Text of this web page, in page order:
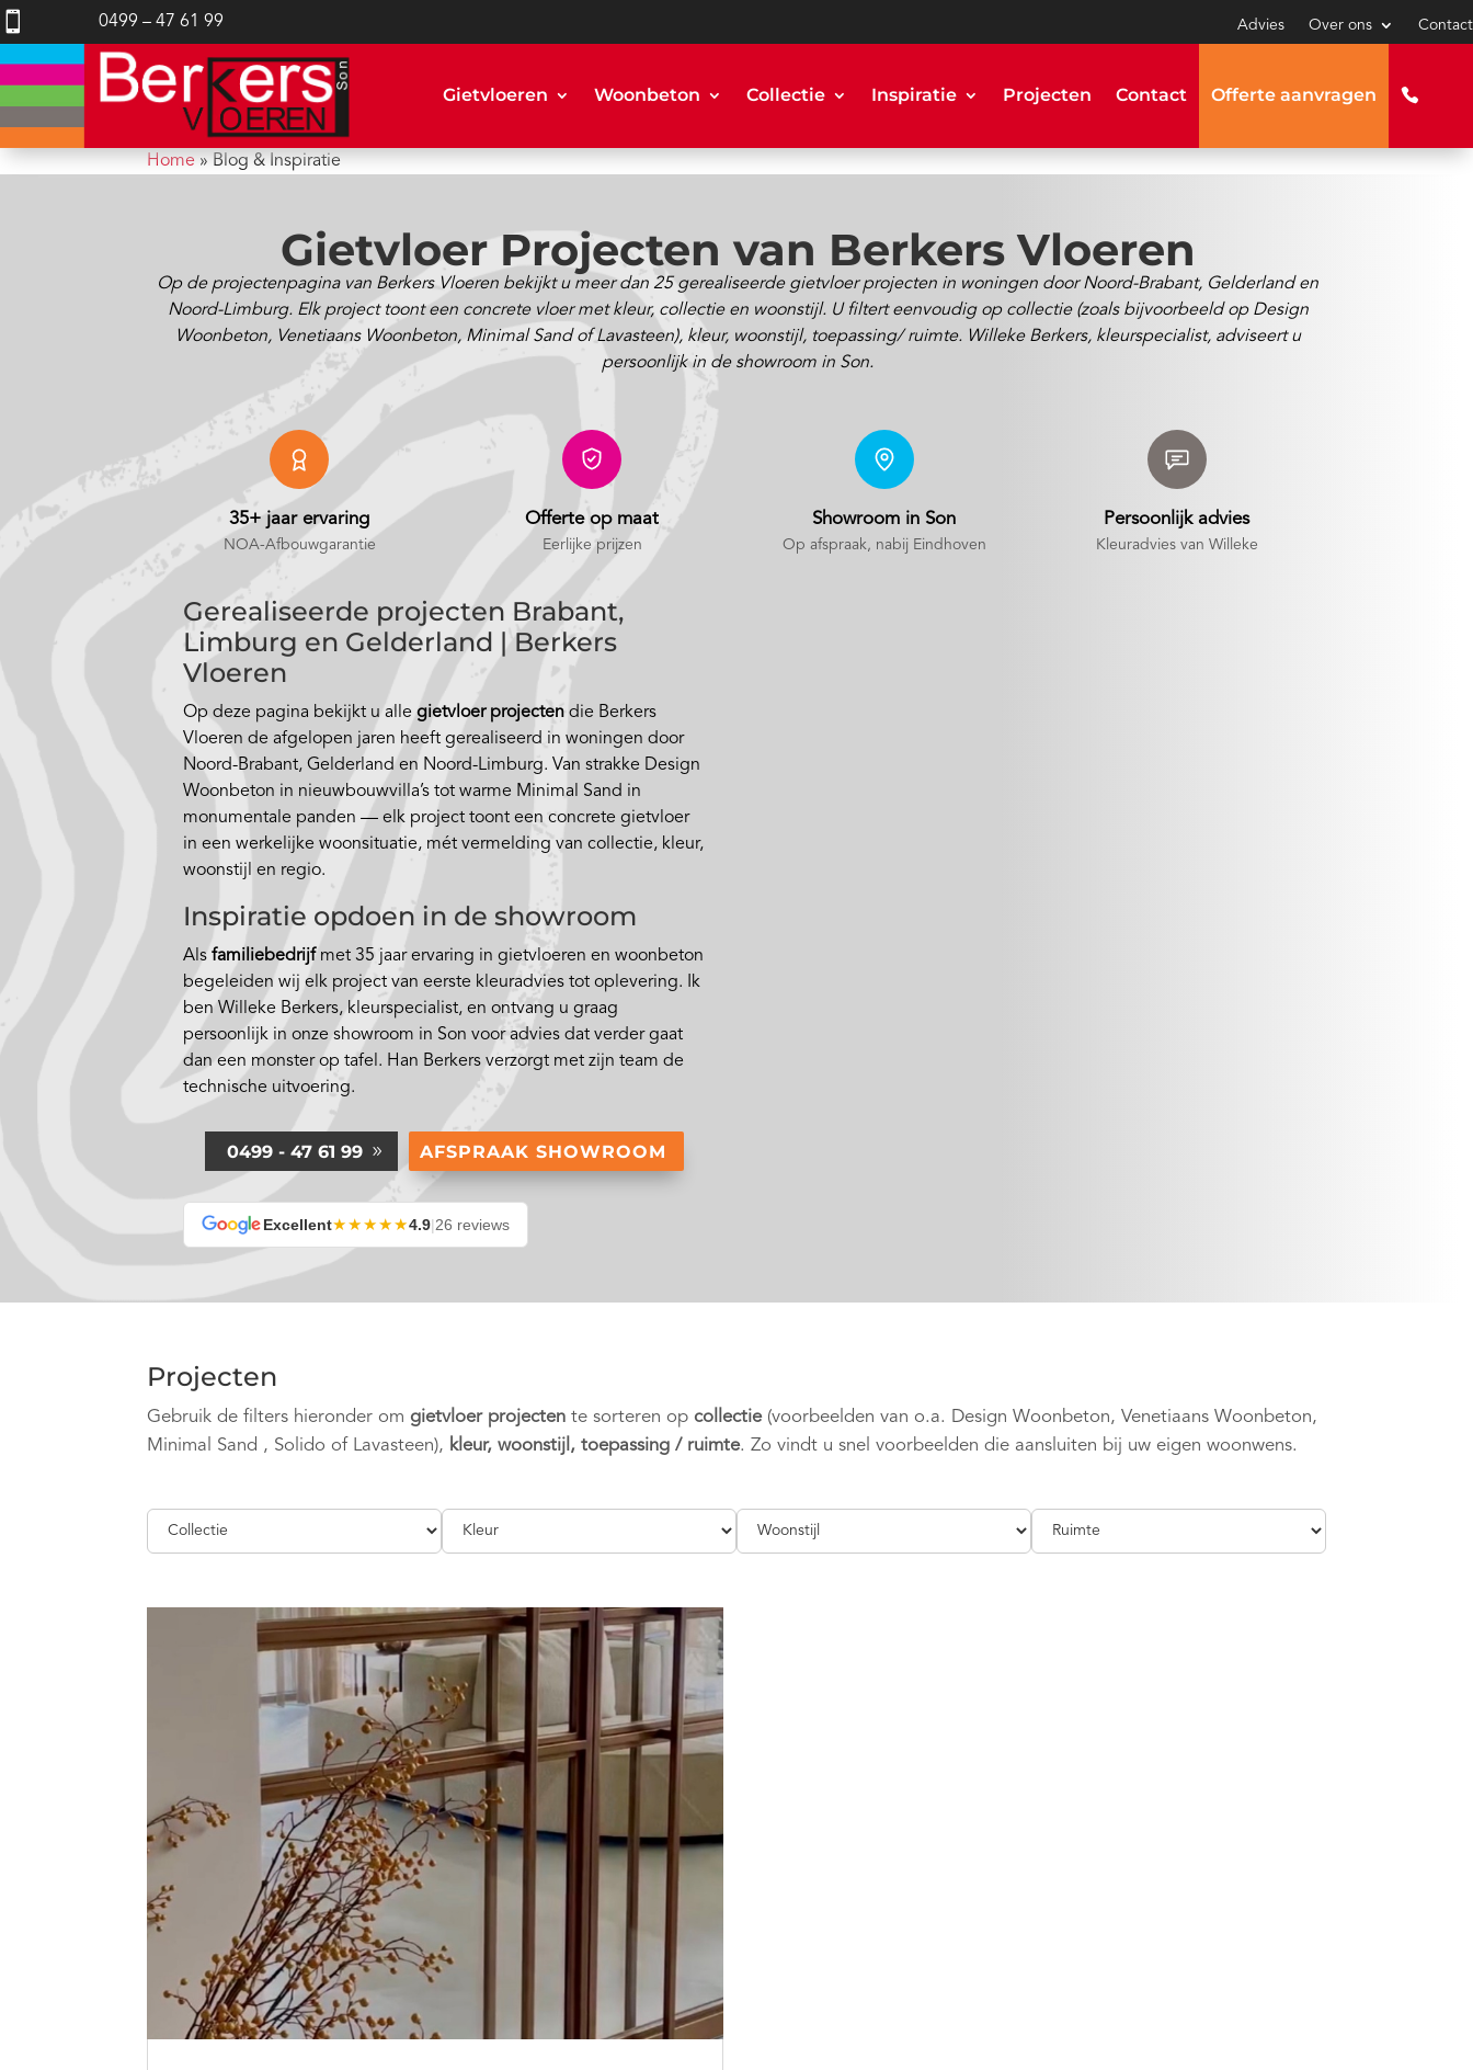
 0499 – 47 61 99 Advies Over ons Contact
Gietvloeren Woonbeton Collectie Inspiratie Projecten Contact Offerte aanvragen
Home » Blog & Inspiratie
Gietvloer Projecten van Berkers Vloeren
Op de projectenpagina van Berkers Vloeren bekijkt u meer dan 25 gerealiseerde gietvloer projecten in woningen door Noord-Brabant, Gelderland en
Noord-Limburg. Elk project toont een concrete vloer met kleur, collectie en woonstijl. U filtert eenvoudig op collectie (zoals bijvoorbeeld op Design
Woonbeton, Venetiaans Woonbeton, Minimal Sand of Lavasteen), kleur, woonstijl, toepassing/ ruimte. Willeke Berkers, kleurspecialist, adviseert u
persoonlijk in de showroom in Son.
35+ jaar ervaring
NOA-Afbouwgarantie
Offerte op maat
Eerlijke prijzen
Showroom in Son
Op afspraak, nabij Eindhoven
Persoonlijk advies
Kleuradvies van Willeke
Gerealiseerde projecten Brabant,
Limburg en Gelderland | Berkers
Vloeren
Op deze pagina bekijkt u allegietvloer projecten die Berkers
Vloeren de afgelopen jaren heeft gerealiseerd in woningen door
Noord-Brabant, Gelderland en Noord-Limburg. Van strakke Design
Woonbeton in nieuwbouwvilla’s tot warme Minimal Sand in
monumentale panden — elk project toont een concrete gietvloer
in een werkelijke woonsituatie, mét vermelding van collectie, kleur,
woonstijl en regio.
Inspiratie opdoen in de showroom
Alsfamiliebedrijfmet 35 jaar ervaring in gietvloeren en woonbeton
begeleiden wij elk project van eerste kleuradvies tot oplevering. Ik
ben Willeke Berkers, kleurspecialist, en ontvang u graag
persoonlijk in onze showroom in Son voor advies dat verder gaat
dan een monster op tafel. Han Berkers verzorgt met zijn team de
technische uitvoering.
0499 - 47 61 99 AFSPRAAK SHOWROOM
Excellent★★★★★4.9|26 reviews
Projecten
Gebruik de filters hieronder omgietvloer projecten te sorteren opcollectie(voorbeelden van o.a. Design Woonbeton, Venetiaans Woonbeton,
Minimal Sand , Solido of Lavasteen), kleur, woonstijl, toepassing / ruimte. Zo vindt u snel voorbeelden die aansluiten bij uw eigen woonwens.